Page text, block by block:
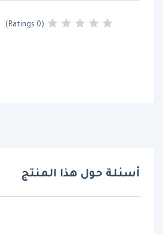
(0 Ratings)
أسئلة حول هذا المنتج